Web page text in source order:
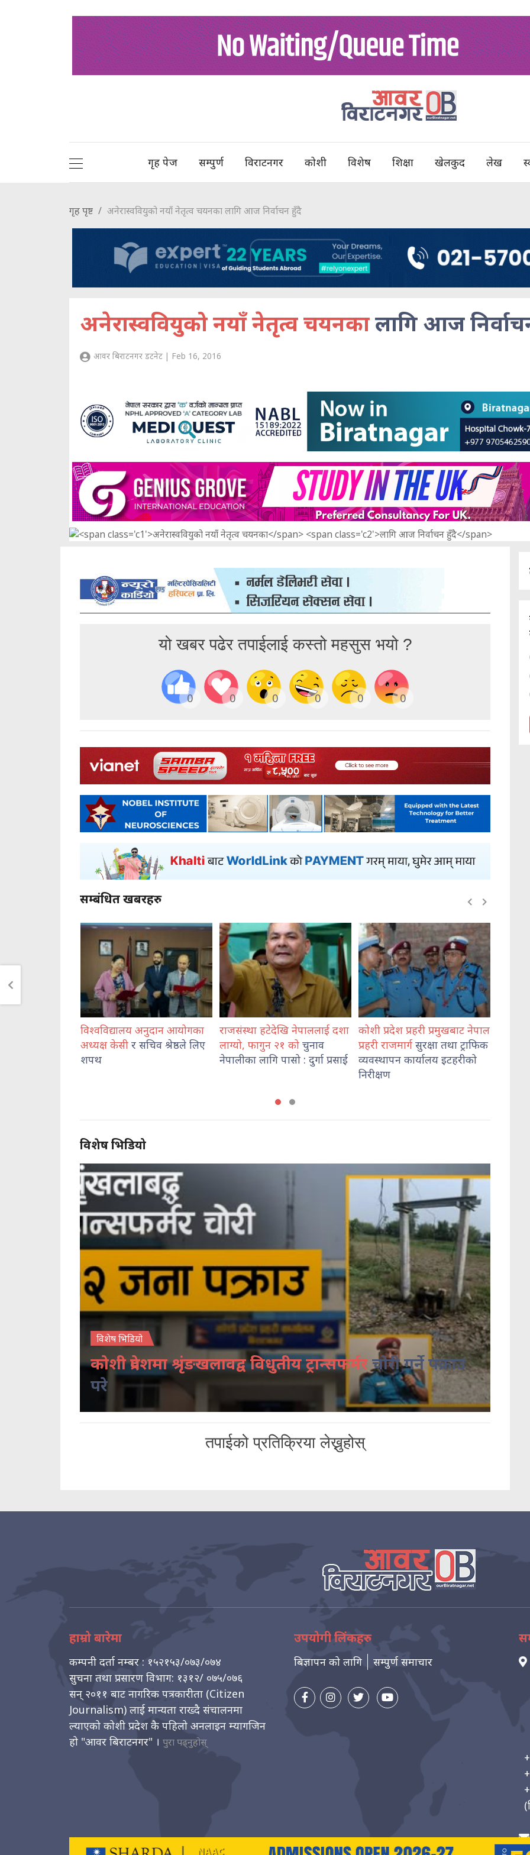
गृह पेज सम्पुर्ण विराटनगर कोशी विशेष शिक्षा खेलकुद लेख
गृह पृष्ट अनेरास्ववियुको नयाँ नेतृत्व चयनका लागि आज निर्वाचन हुँदै
अनेरास्ववियुको नयाँ नेतृत्व चयनकालागि आज
आवर बिराटनगर डटनेट | Feb 16, 2016
यो खबर पढेर तपाईलाई कस्तो महसुस भयो ?
0 0 0 0 0 0
सम्बंधित खबरहरु
विश्वविद्यालय अनुदान आयोगका
अध्यक्ष केसी र सचिव श्रेष्ठले लिए
शपथ
राजसंस्था हटेदेखि नेपाललाई दशा
लाग्यो, फागुन २१ को चुनाव
नेपालीका लागि पासो : दुर्गा प्रसाई
कोशी प्रदेश प्रहरी प्रमुखबाट नेपाल
प्रहरी राजमार्ग सुरक्षा तथा ट्राफिक
व्यवस्थापन कार्यालय इटहरीको
निरीक्षण
विशेष भिडियो
विशेष भिडियो
कोशी प्रदेशमा श्रृंङखलावद्व विधुतीय ट्रान्सफर्मरचोरी गर्ने पक्राउ
परे
तपाईको प्रतिक्रिया लेख्नुहोस्
हाम्रो बारेमा
कम्पनी दर्ता नम्बर : १५२१५३/०७३/०७४
सुचना तथा प्रसारण विभाग: १३१२/ ०७५/०७६
सन् २०११ बाट नागरिक पत्रकारीता (Citizen
Journalism) लाई मान्यता राख्दै संचालनमा
ल्याएको कोशी प्रदेश कै पहिलो अनलाइन म्यागजिन
हो "आवर बिराटनगर" । पुरा पढ्नुहोस्
उपयोगी लिंकहरु
बिज्ञापन को लागि सम्पुर्ण समाचार